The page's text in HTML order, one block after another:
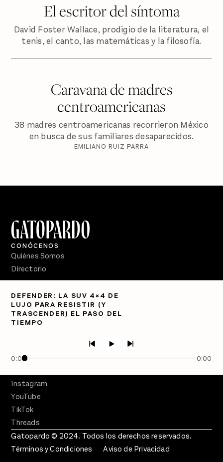
El escritor del síntoma
David Foster Wallace, prodigio de la literatura, el
tenis, el canto, las matemáticas y la filosofía.
Caravana de madres
centroamericanas
38 madres centroamericanas recorrieron México
en busca de sus familiares desaparecidos.
EMILIANO RUIZ PARRA
DEFENDER: LA SUV 4×4 DE
LUJO PARA RESISTIR (Y
TRASCENDER) EL PASO DEL
TIEMPO
0:00 0:00
CONÓCENOS
Quiénes Somos
Directorio
Semanario Gatopardo
En Qué Momento
Crecer en Distopía
Facebook
Instagram
YouTube
TikTok
Threads
Gatopardo © 2024. Todos los derechos reservados.
Términos y Condiciones
Aviso de Privacidad